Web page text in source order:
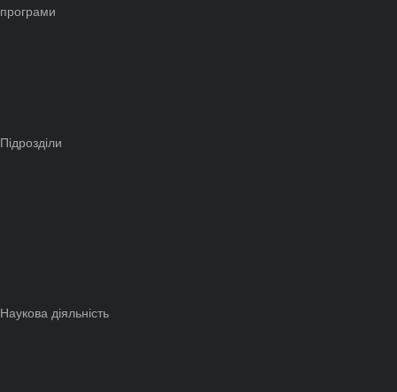
програми
Підрозділи
Наукова діяльність